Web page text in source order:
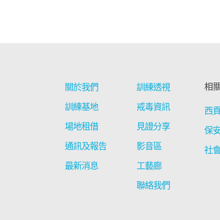
關於我們
訓練基地
場地租借
通訊及報告
最新消息
訓練透視
戒毒資訊
見證分享
影音區
工藝廊
聯絡我們
相
西
保
社